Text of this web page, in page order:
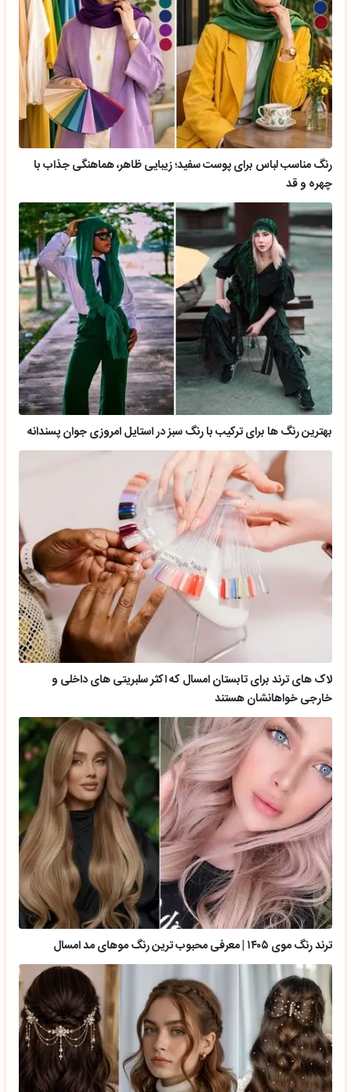
رنگ مناسب لباس برای پوست سفید؛ زیبایی ظاهر، هماهنگی جذاب با
چهره و قد
بهترین رنگ ها برای ترکیب با رنگ سبز در استایل امروزی جوان پسندانه
لاک های ترند برای تابستان امسال که اکثر سلبریتی های داخلی و
خارجی خواهانشان هستند
ترند رنگ موی ۱۴۰۵ | معرفی محبوب ترین رنگ موهای مد امسال